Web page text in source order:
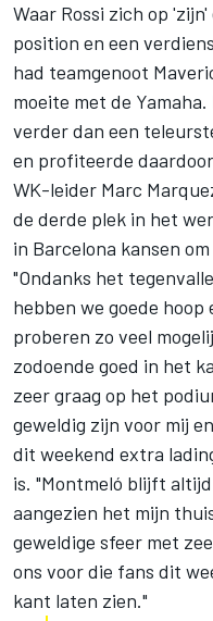
Waar Rossi zich op
position en een
had teamgenoot
moeite met de
verder dan een
en profiteerde
WK-leider Marc
de derde plek in het
in Barcelona kansen
"Ondanks het
hebben we goede
proberen zo veel
zodoende goed in het
zeer graag op het
geweldig zijn voor mij
dit weekend extra
is. "Montmeló blijft
aangezien het mijn
geweldige sfeer met
ons voor die fans dit
kant laten zien."